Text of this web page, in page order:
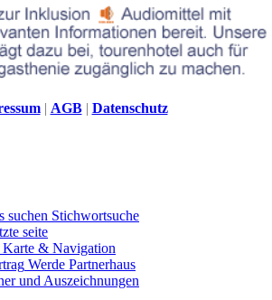
| AGB| Datenschutz
Stichwortsuche
seite
Karte & Navigation
Werde Partnerhaus
und Auszeichnungen